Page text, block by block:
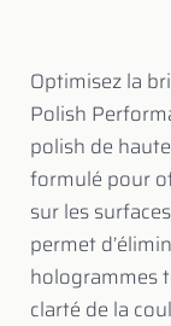
Optimisez la
Polish
polish de
formulé pour
sur les
permet
hologrammes
clarté de la